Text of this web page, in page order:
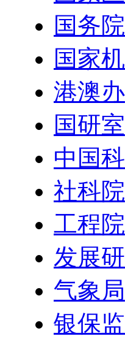
国务
国家
港澳办
国研室
中国
社科院
工程院
发展
气象局
银保